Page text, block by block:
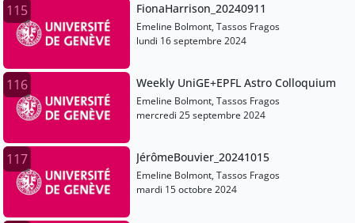
115 FionaHarrison_20240911
Emeline Bolmont, Tassos Fragos
lundi 16 septembre 2024
116 Weekly UniGE+EPFL Astro Colloquium
Emeline Bolmont, Tassos Fragos
mercredi 25 septembre 2024
117 JérômeBouvier_20241015
Emeline Bolmont, Tassos Fragos
mardi 15 octobre 2024